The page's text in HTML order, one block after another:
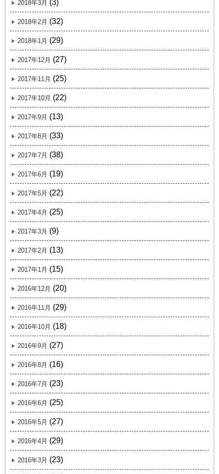
2018年3月 (3)
2018年2月 (32)
2018年1月 (29)
2017年12月 (27)
2017年11月 (25)
2017年10月 (22)
2017年9月 (13)
2017年8月 (33)
2017年7月 (38)
2017年6月 (19)
2017年5月 (22)
2017年4月 (25)
2017年3月 (9)
2017年2月 (13)
2017年1月 (15)
2016年12月 (20)
2016年11月 (29)
2016年10月 (18)
2016年9月 (27)
2016年8月 (16)
2016年7月 (23)
2016年6月 (25)
2016年5月 (27)
2016年4月 (29)
2016年3月 (23)